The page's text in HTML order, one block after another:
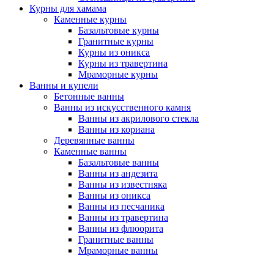
Курны для хамама
Каменные курны
Базальтовые курны
Гранитные курны
Курны из оникса
Курны из травертина
Мраморные курны
Ванны и купели
Бетонные ванны
Ванны из искусственного камня
Ванны из акрилового стекла
Ванны из кориана
Деревянные ванны
Каменные ванны
Базальтовые ванны
Ванны из андезита
Ванны из известняка
Ванны из оникса
Ванны из песчаника
Ванны из травертина
Ванны из флюорита
Гранитные ванны
Мраморные ванны